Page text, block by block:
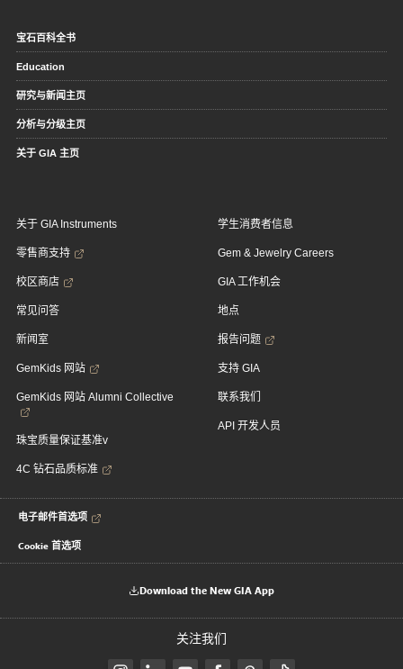
宝石百科全书
Education
研究与新闻主页
分析与分级主页
关于 GIA 主页
关于 GIA Instruments
零售商支持
校区商店
常见问答
新闻室
GemKids 网站
GemKids 网站 Alumni Collective
珠宝质量保证基准v
4C 钻石品质标准
学生消费者信息
Gem & Jewelry Careers
GIA 工作机会
地点
报告问题
支持 GIA
联系我们
API 开发人员
电子邮件首选项
Cookie 首选项
Download the New GIA App
关注我们